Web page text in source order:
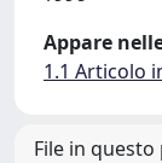
Appare
1.1 Articolo
File in